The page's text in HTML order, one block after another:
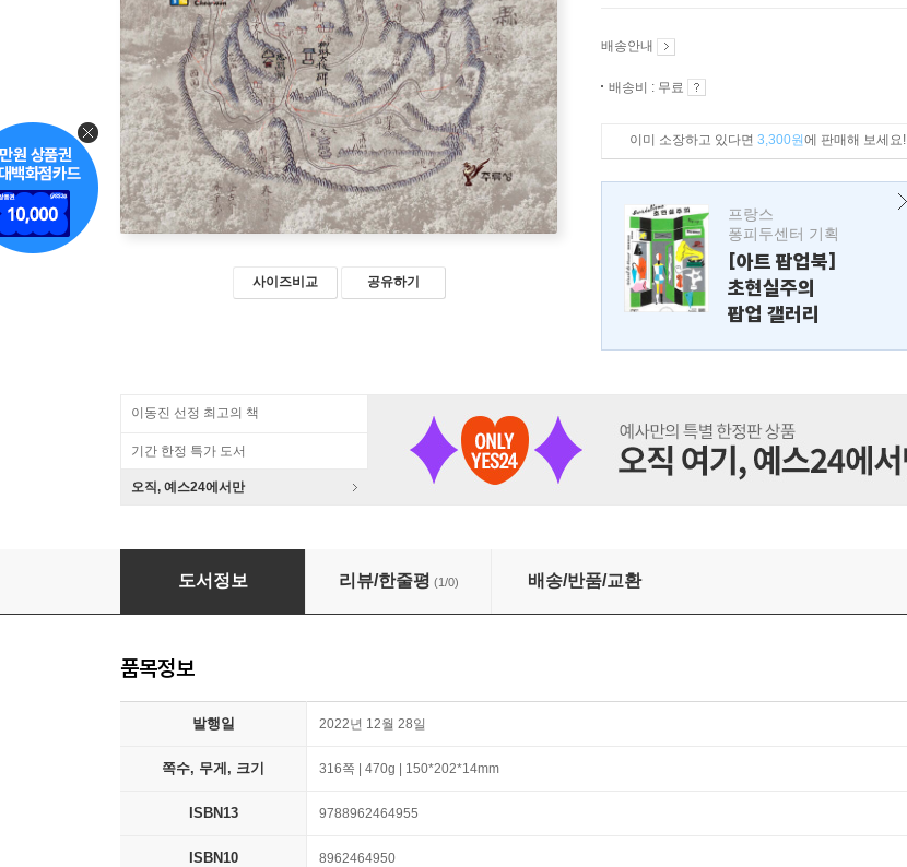
사이즈비교 공유하기
배송안내
배송비 : 무료
이미 소장하고 있다면 3,300원에 판매해 보세요!
프랑스
퐁피두센터 기획
[아트 팝업북]
초현실주의
팝업 갤러리
이동진 선정 최고의 책
기간 한정 특가 도서
오직, 예스24에서만
병자호란과 김화 백전전투
도서정보 리뷰/한줄평 (1/0) 배송/반품/교환
품목정보
발행일 2022년 12월 28일
쪽수, 무게, 크기 316쪽 | 470g | 150*202*14mm
ISBN13 9788962464955
ISBN10 8962464950